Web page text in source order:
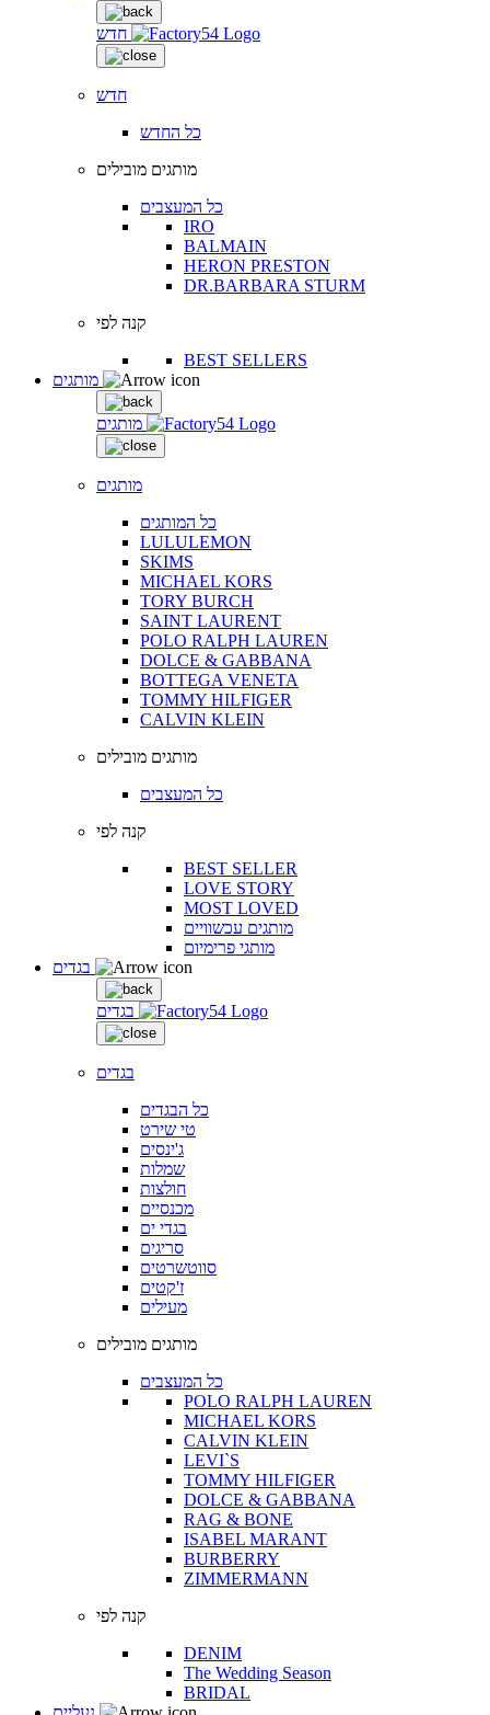
חדש
חדש
כל החדש
מותגים מובילים
כל המעצבים
IRO
BALMAIN
HERON PRESTON
DR.BARBARA STURM
קנה לפי
BEST SELLERS
מותגים
מותגים
כל המותגים
LULULEMON
SKIMS
MICHAEL KORS
TORY BURCH
SAINT LAURENT
POLO RALPH LAUREN
DOLCE & GABBANA
BOTTEGA VENETA
TOMMY HILFIGER
CALVIN KLEIN
מותגים מובילים
כל המעצבים
קנה לפי
BEST SELLER
LOVE STORY
MOST LOVED
מותגים עכשוויים
מותגי פרימיום
בגדים
בגדים
כל הבגדים
טי שירט
ג'ינסים
שמלות
חולצות
מכנסיים
בגדי ים
סריגים
סווטשרטים
ז'קטים
מעילים
מותגים מובילים
כל המעצבים
POLO RALPH LAUREN
MICHAEL KORS
CALVIN KLEIN
LEVI`S
TOMMY HILFIGER
DOLCE & GABBANA
RAG & BONE
ISABEL MARANT
BURBERRY
ZIMMERMANN
קנה לפי
DENIM
The Wedding Season
BRIDAL